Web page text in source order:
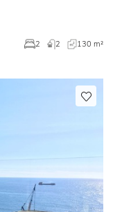
2 2 130 m²